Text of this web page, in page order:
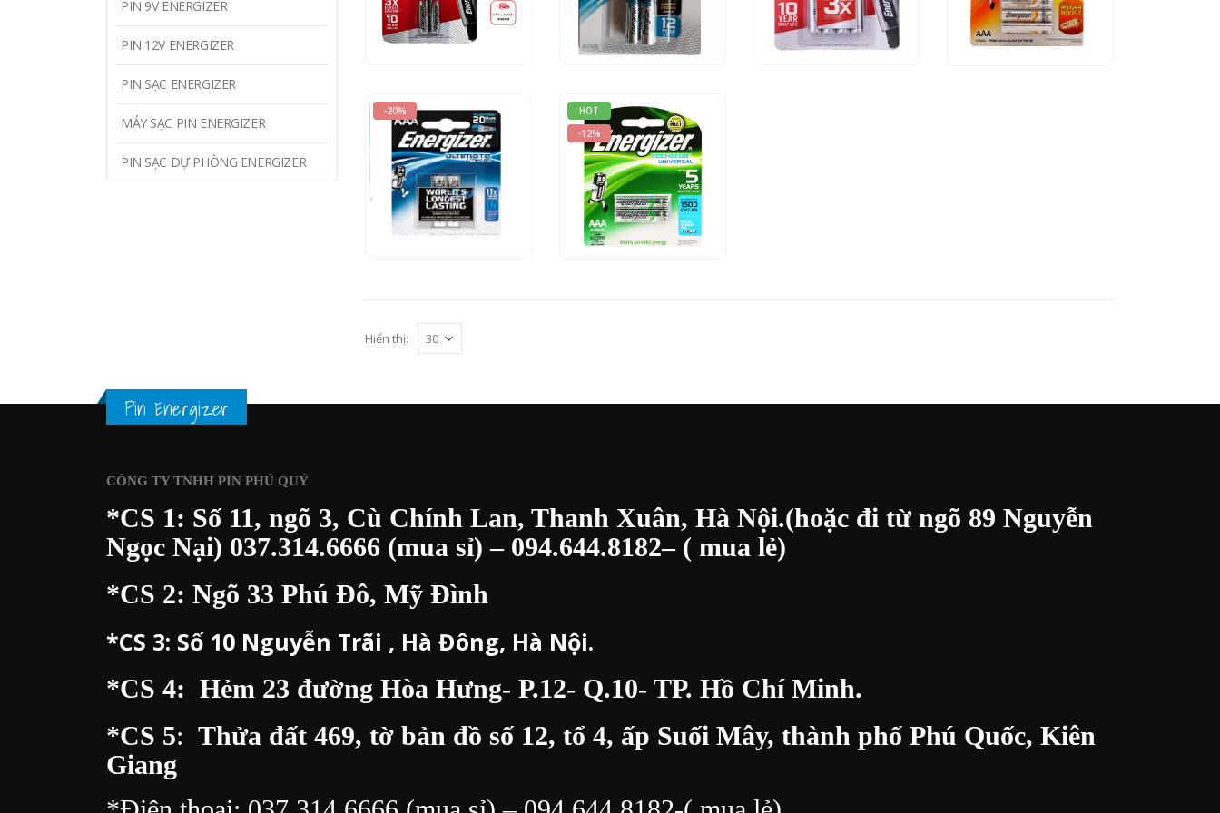
30.000₫
THÊM VÀO GIỎ HÀNG
XEM NHANH
50.000 45.000₫
THÊM VÀO GIỎ HÀNG
XEM NHANH
60.000₫
THÊM VÀO GIỎ HÀNG
XEM NHANH
99.000₫ 80.000₫
THÊM VÀO GIỎ HÀNG
XEM NHANH
-20%
0out of 5
150.000₫
120.000₫
HOT
-12%
0out of 5
170.000₫
150.000₫
THÊM VÀO GIỎ HÀNG
XEM NHANH
Hiển thị:
PIN 9V ENERGIZER
PIN 12V ENERGIZER
PIN SẠC ENERGIZER
MÁY SẠC PIN ENERGIZER
PIN SẠC DỰ PHÒNG ENERGIZER
Pin Energizer
CÔNG TY TNHH PIN PHÚ QUÝ
*CS 1: Số 11, ngõ 3, Cù Chính Lan, Thanh Xuân, Hà Nội.(hoặc đi từ ngõ 89 Nguyễn
Ngọc Nại) 037.314.6666 (mua sỉ) – 094.644.8182– ( mua lẻ)
*CS 2: Ngõ 33 Phú Đô, Mỹ Đình
*CS 3: Số 10 Nguyễn Trãi , Hà Đông, Hà Nội.
*CS 4: Hẻm 23 đường Hòa Hưng- P.12- Q.10- TP. Hồ Chí Minh.
*CS 5: Thửa đất 469, tờ bản đồ số 12, tổ 4, ấp Suối Mây, thành phố Phú Quốc, Kiên
Giang